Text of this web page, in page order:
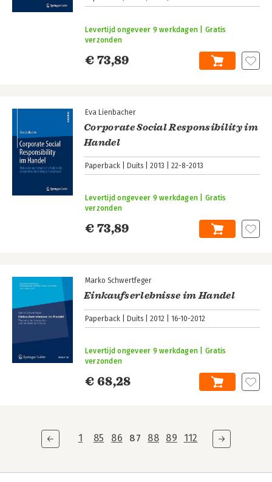
€ 73,89
Levertijd ongeveer 9 werkdagen | Gratis
verzonden
Eva Lienbacher
Corporate Social Responsibility im
Handel
Paperback Duits 2013 22-8-2013
€ 73,89
Levertijd ongeveer 9 werkdagen | Gratis
verzonden
Marko Schwertfeger
Einkaufserlebnisse im Handel
Paperback Duits 2012 16-10-2012
€ 68,28
Levertijd ongeveer 9 werkdagen | Gratis
verzonden
1 85 86 87 88 89 112